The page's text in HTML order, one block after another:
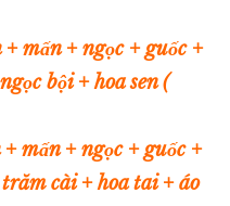
mấn + ngọc + guốc +
bội + hoa sen (
mấn + ngọc + guốc +
cài + hoa tai + áo